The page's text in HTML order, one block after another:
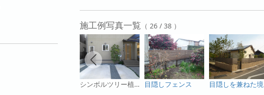
施工例写真一覧 （ 26 / 38 ）
シンボルツリー植栽 目隠しフェンス